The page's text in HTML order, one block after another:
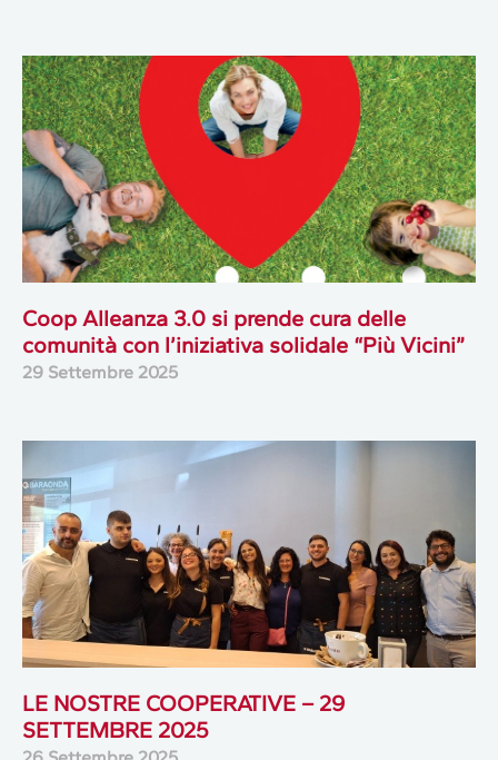
Coop Alleanza 3.0 si prende cura delle
comunità con l’iniziativa solidale “Più Vicini”
29 Settembre 2025
LE NOSTRE COOPERATIVE – 29
SETTEMBRE 2025